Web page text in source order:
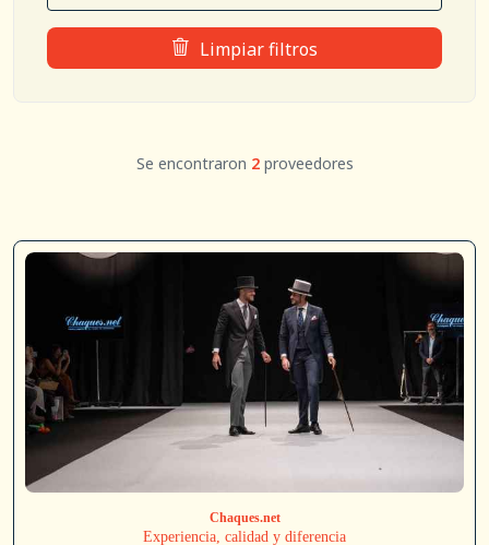
Limpiar filtros
Se encontraron 2proveedores
Chaques.net
Experiencia, calidad y diferencia